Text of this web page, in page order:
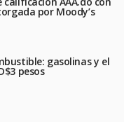
por Moody’s
gasolinas y el
pesos